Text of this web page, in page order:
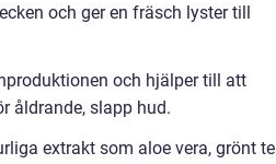
och ger en fräsch lyster till
och hjälper till att
åldrande, slapp hud.
extrakt som aloe vera, grönt te